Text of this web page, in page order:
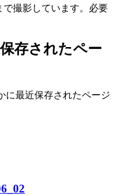
で撮影しています。必要
存されたペー
に最近保存されたページ